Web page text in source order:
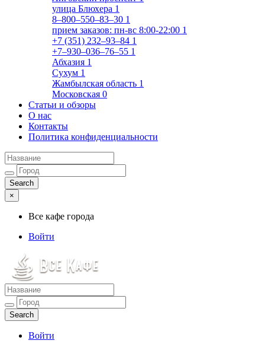
улица Блюхера 1
8‒800‒550‒83‒30 1
прием заказов: пн-вс 8:00-22:00 1
+7 (351) 232‒93‒84 1
+7‒930‒036‒76‒55 1
Абхазия 1
Сухум 1
Жамбылская область 1
Московская 0
Статьи и обзоры
О нас
Контакты
Политика конфиденциальности
×
Все кафе города
Войти
Все кафе города
Каталог хороших кафе
Войти